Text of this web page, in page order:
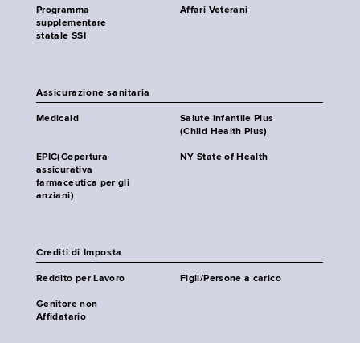
Programma
supplementare
statale SSI
Affari Veterani
Assicurazione sanitaria
Medicaid
Salute infantile Plus
(Child Health Plus)
EPIC(Copertura
assicurativa
farmaceutica per gli
anziani)
NY State of Health
Crediti di Imposta
Reddito per Lavoro Figli/Persone a carico
Genitore non
Affidatario